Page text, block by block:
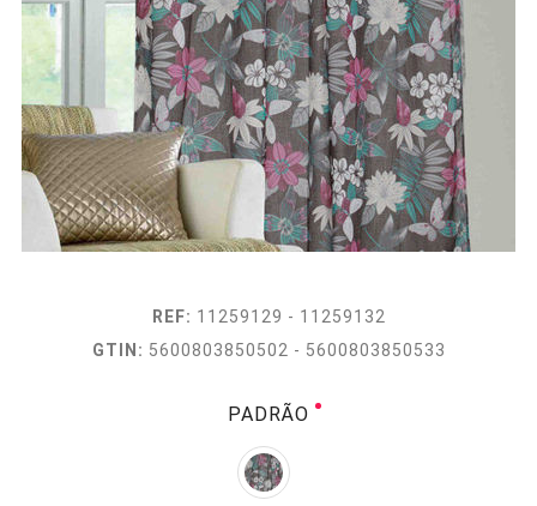
REF: 11259129 - 11259132
GTIN: 5600803850502 - 5600803850533
PADRÃO